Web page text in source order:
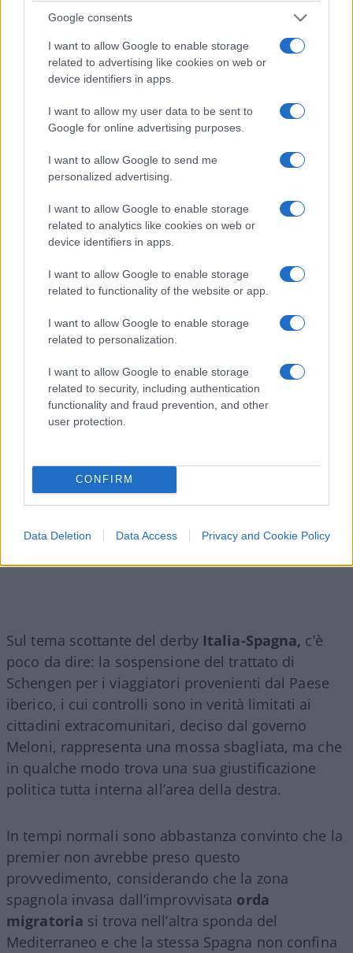
Google consents
I want to allow Google to enable storage
related to advertising like cookies on web or
device identifiers in apps.
I want to allow my user data to be sent to
Google for online advertising purposes.
I want to allow Google to send me
personalized advertising.
I want to allow Google to enable storage
related to analytics like cookies on web or
device identifiers in apps.
I want to allow Google to enable storage
related to functionality of the website or app.
I want to allow Google to enable storage
related to personalization.
I want to allow Google to enable storage
related to security, including authentication
functionality and fraud prevention, and other
user protection.
CONFIRM
Data Deletion Data Access Privacy and Cookie Policy
Meloni ha un nuovo nemico
dentro casa
Vannacci e Futuro Nazionale crescono e mettono
il centrodestra davanti alla scelta più rischiosa
Claudio Romiti
9 Agosto 2026, 12:06
1.7k
Sul tema scottante del derbyItalia-Spagna, c’è
poco da dire: la sospensione del trattato di
Schengen per i viaggiatori provenienti dal Paese
iberico, i cui controlli sono in verità limitati ai
cittadini extracomunitari, deciso dal governo
Meloni, rappresenta una mossa sbagliata, ma che
in qualche modo trova una sua giustificazione
politica tutta interna all’area della destra.
In tempi normali sono abbastanza convinto che la
premier non avrebbe preso questo
provvedimento, considerando che la zona
spagnola invasa dall’improvvisata orda
migratoria si trova nell’altra sponda del
Mediterraneo e che la stessa Spagna non confina